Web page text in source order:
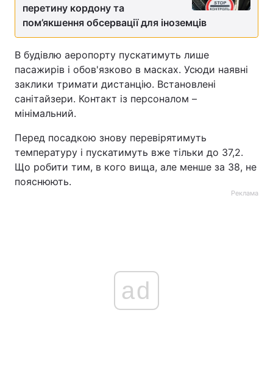
перетину кордону та
пом’якшення обсервації для іноземців
В будівлю аеропорту пускатимуть лише
пасажирів і обов'язково в масках. Усюди наявні
заклики тримати дистанцію. Встановлені
санітайзери. Контакт із персоналом –
мінімальний.
Перед посадкою знову перевірятимуть
температуру і пускатимуть вже тільки до 37,2.
Що робити тим, в кого вища, але менше за 38, не
пояснюють.
Реклама
ad